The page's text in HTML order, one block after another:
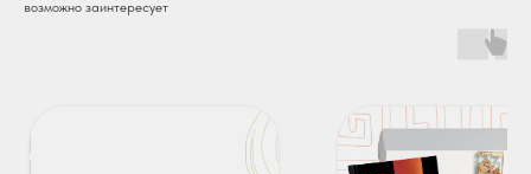
возможно заинтересует